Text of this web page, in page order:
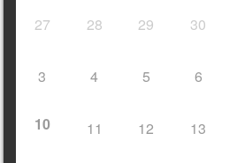
27 28 29 30
3 4 5 6
10 11 12 13